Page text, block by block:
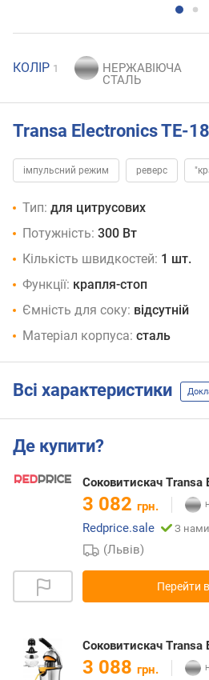
КОЛІР 1
Transa Electronics TE-18
імпульсний режим реверс
Тип: для цитрусових
Потужність: 300 Вт
Кількість швидкостей: 1 шт.
Функції: крапля-стоп
Ємність для соку: відсутній
Матеріал корпуса: сталь
Всі характеристики
Де купити?
Соковитискач Transa
3 082 грн.
Redprice.sale
З нами
(Львів)
Перейти
Соковитискач Transa
3 088 грн.